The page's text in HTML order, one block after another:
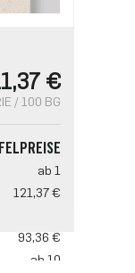
€
/ 100 BG
ab 1
121,37 €
93,36 €
ab 10